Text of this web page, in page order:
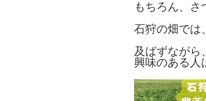
もちろん、さ
石狩の畑で
及ばずながら
興味のある人